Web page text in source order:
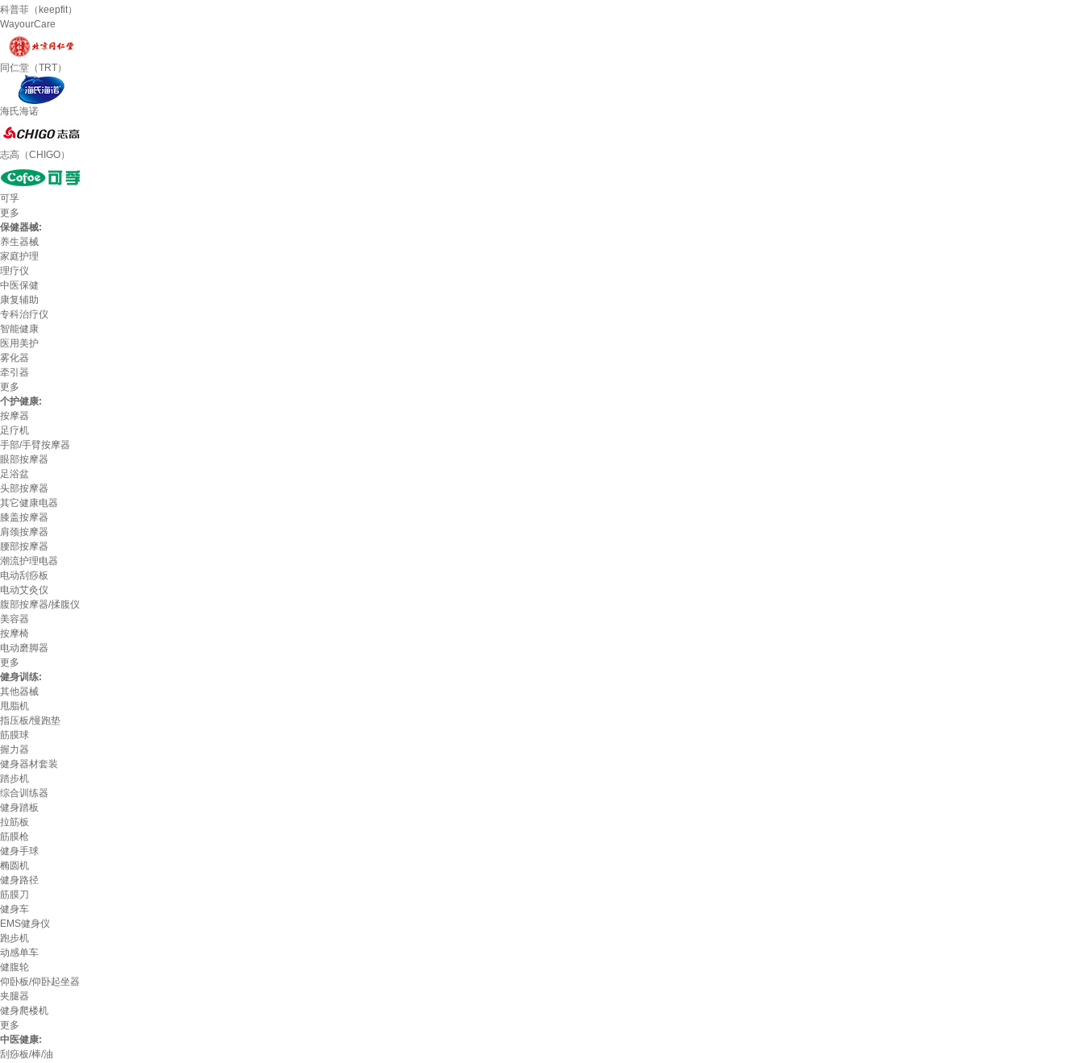
科普菲（keepfit）
WayourCare
同仁堂（TRT）
海氏海诺
志高（CHIGO）
可孚
更多
保健器械:
养生器械
家庭护理
理疗仪
中医保健
康复辅助
专科治疗仪
智能健康
医用美护
雾化器
牵引器
更多
个护健康:
按摩器
足疗机
手部/手臂按摩器
眼部按摩器
足浴盆
头部按摩器
其它健康电器
膝盖按摩器
肩颈按摩器
腰部按摩器
潮流护理电器
电动刮痧板
电动艾灸仪
腹部按摩器/揉腹仪
美容器
按摩椅
电动磨脚器
更多
健身训练:
其他器械
甩脂机
指压板/慢跑垫
筋膜球
握力器
健身器材套装
踏步机
综合训练器
健身踏板
拉筋板
筋膜枪
健身手球
椭圆机
健身路径
筋膜刀
健身车
EMS健身仪
跑步机
动感单车
健腹轮
仰卧板/仰卧起坐器
夹腿器
健身爬楼机
更多
中医健康:
刮痧板/棒/油